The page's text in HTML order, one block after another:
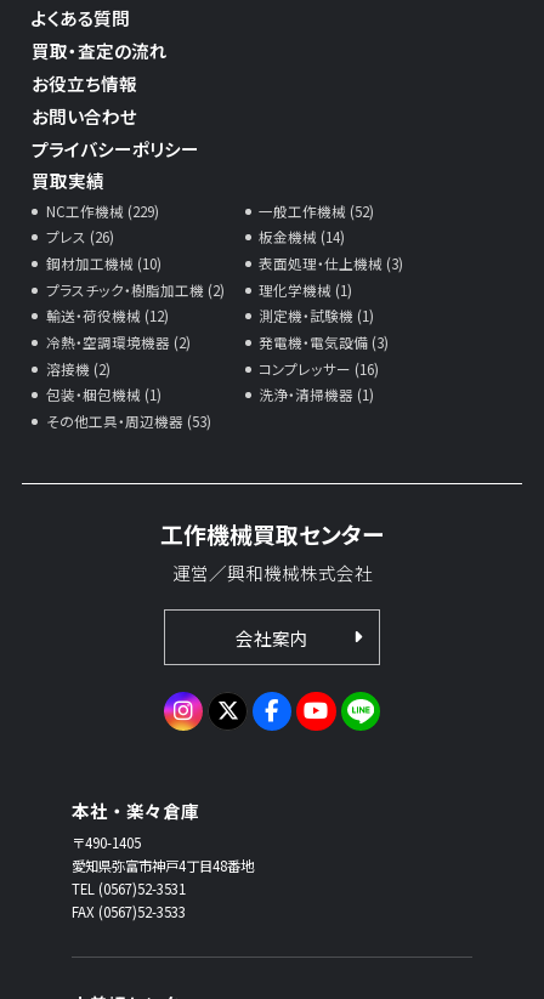
よくある質問
買取・査定の流れ
お役立ち情報
お問い合わせ
プライバシーポリシー
買取実績
NC工作機械 (229)
一般工作機械 (52)
プレス (26)
板金機械 (14)
鋼材加工機械 (10)
表面処理・仕上機械 (3)
プラスチック・樹脂加工機 (2)
理化学機械 (1)
輸送・荷役機械 (12)
測定機・試験機 (1)
冷熱・空調環境機器 (2)
発電機・電気設備 (3)
溶接機 (2)
コンプレッサー (16)
包装・梱包機械 (1)
洗浄・清掃機器 (1)
その他工具・周辺機器 (53)
工作機械買取センター
運営／興和機械株式会社
会社案内
本社・楽々倉庫
〒490-1405
愛知県弥富市神戸4丁目48番地
TEL (0567)52-3531
FAX (0567)52-3533